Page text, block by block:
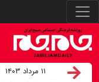
۱۱ مرداد ۱۴۰۳